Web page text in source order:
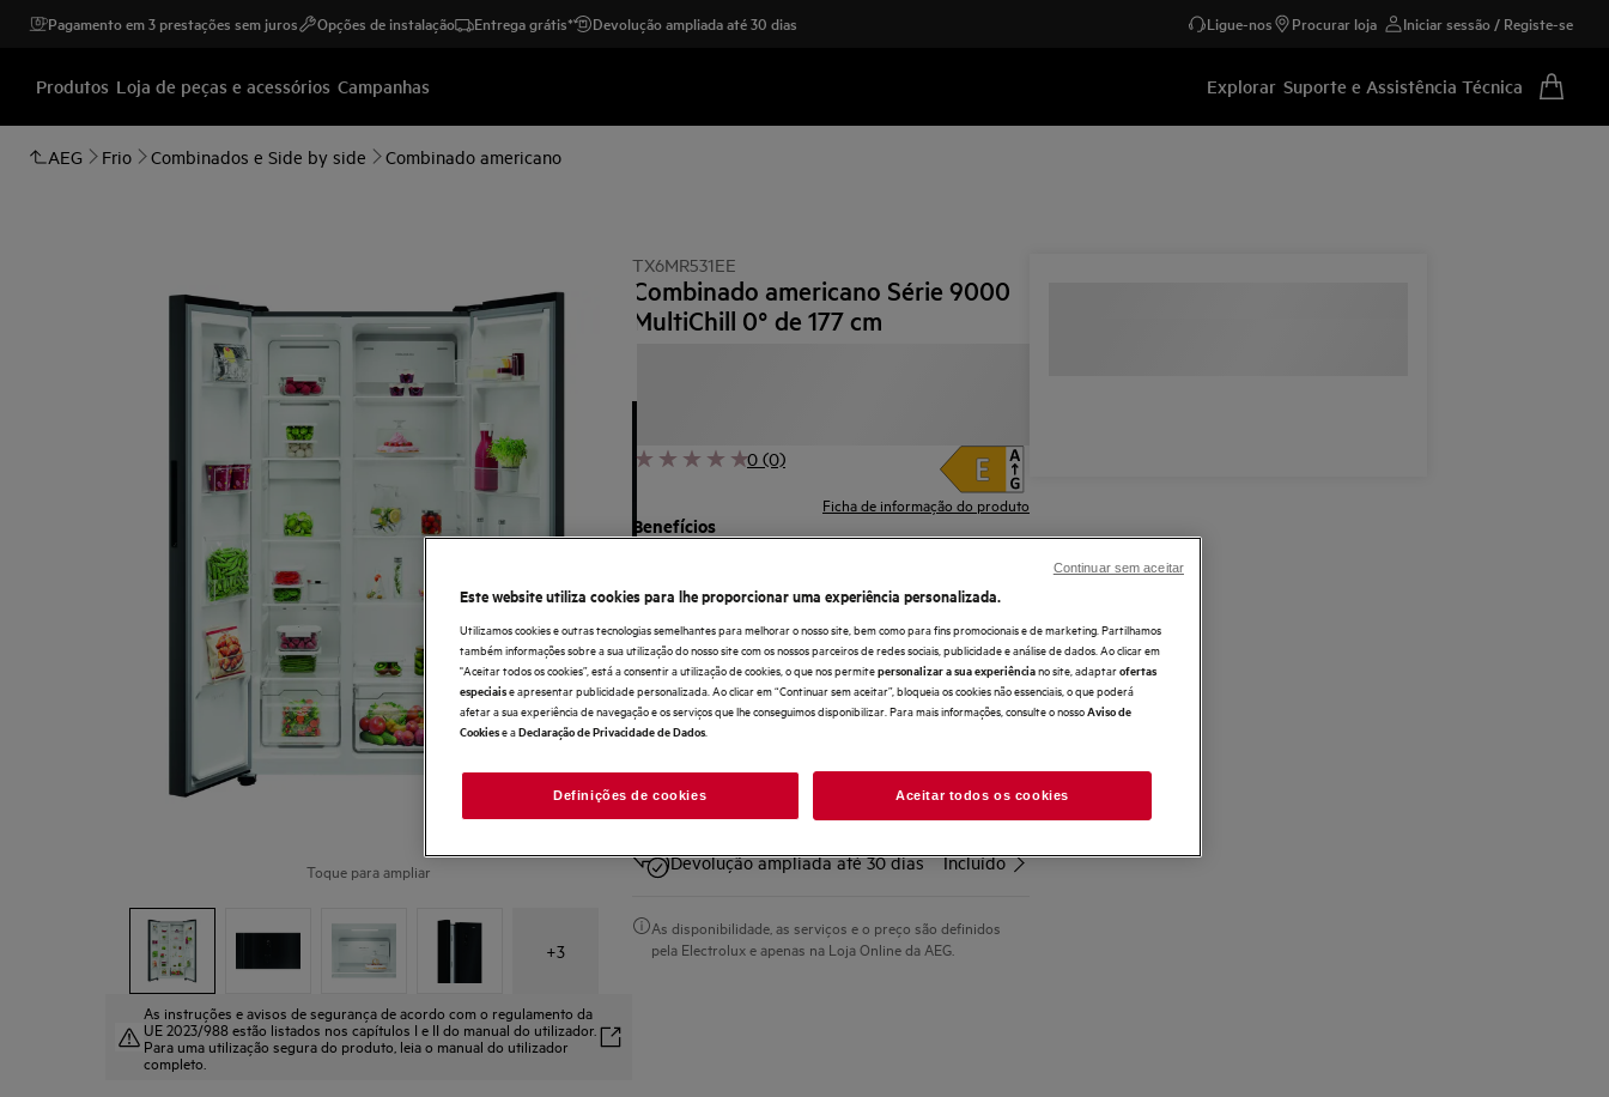
Pagamento em 3 prestações sem juros Opções de instalação Entrega grátis* Devolução ampliada até 30 dias Ligue-nos Procurar loja Iniciar sessão / Registe-se
Produtos Loja de peças e acessórios Campanhas Explorar Suporte e Assistência Técnica
AEG Frio Combinados e Side by side Combinado americano
Toque para ampliar
+3
As instruções e avisos de segurança de acordo com o regulamento da
UE 2023/988 estão listados nos capítulos I e II do manual do utilizador.
Para uma utilização segura do produto, leia o manual do utilizador
completo.
TX6MR531EE
Combinado americano Série 9000
MultiChill 0° de 177 cm
0 (0)
Ficha de informação do produto
Benefícios
ingrediente.
Evite a formação de gelo com a tecnologia No Frost.
Compre diretamente à AEG e obtenha*
Entrega ao domicílio Incluído
Recolha e reciclagem do aparelho
antigo
Incluído
Devolução ampliada até 30 dias Incluído
As disponibilidade, as serviços e o preço são definidos
pela Electrolux e apenas na Loja Online da AEG.
Este website utiliza cookies para lhe proporcionar uma experiência personalizada.
Utilizamos cookies e outras tecnologias semelhantes para melhorar o nosso site, bem como para fins promocionais e de marketing. Partilhamos
também informações sobre a sua utilização do nosso site com os nossos parceiros de redes sociais, publicidade e análise de dados. Ao clicar em
"Aceitar todos os cookies”, está a consentir a utilização de cookies, o que nos permitepersonalizar a sua experiênciano site, adaptarofertas
especiaise apresentar publicidade personalizada. Ao clicar em “Continuar sem aceitar”, bloqueia os cookies não essenciais, o que poderá
afetar a sua experiência de navegação e os serviços que lhe conseguimos disponibilizar. Para mais informações, consulte o nossoAviso de
Cookiese aDeclaração de Privacidade de Dados
Definições de cookies Aceitar todos os cookies
Continuar sem aceitar